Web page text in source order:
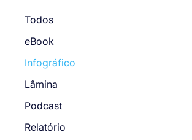
Todos
eBook
Infográfico
Lâmina
Podcast
Relatório